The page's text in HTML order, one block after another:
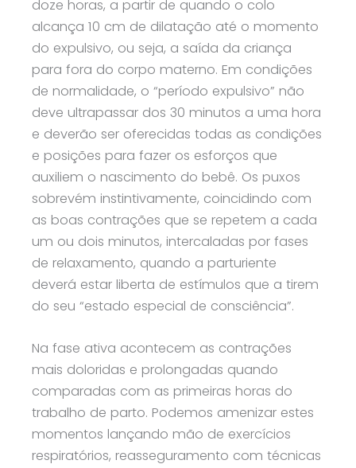
doze horas, a partir de quando o colo
alcança 10 cm de dilatação até o momento
do expulsivo, ou seja, a saída da criança
para fora do corpo materno. Em condições
de normalidade, o “período expulsivo” não
deve ultrapassar dos 30 minutos a uma hora
e deverão ser oferecidas todas as condições
e posições para fazer os esforços que
auxiliem o nascimento do bebê. Os puxos
sobrevém instintivamente, coincidindo com
as boas contrações que se repetem a cada
um ou dois minutos, intercaladas por fases
de relaxamento, quando a parturiente
deverá estar liberta de estímulos que a tirem
do seu “estado especial de consciência”.
Na fase ativa acontecem as contrações
mais doloridas e prolongadas quando
comparadas com as primeiras horas do
trabalho de parto. Podemos amenizar estes
momentos lançando mão de exercícios
respiratórios, reasseguramento com técnicas